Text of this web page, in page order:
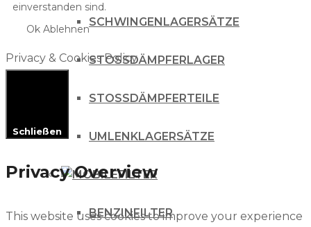
SCHWINGENLAGERSÄTZE
STOSSDÄMPFERLAGER
STOSSDÄMPFERTEILE
UMLENKLAGERSÄTZE
FILTER
BENZINFILTER
einverstanden sind.
Ok Ablehnen
Privacy & Cookies Policy
Schließen
Privacy Overview
This website uses cookies to improve your experience